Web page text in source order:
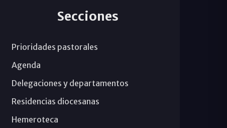
Secciones
Prioridades pastorales
Agenda
Delegaciones y departamentos
Residencias diocesanas
Hemeroteca